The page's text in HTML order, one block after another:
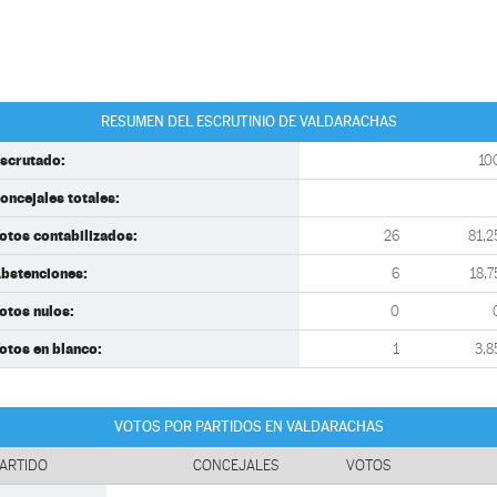
RESUMEN DEL ESCRUTINIO DE VALDARACHAS
totales:
contabilizados: 26
6
nulos: 0
en blanco: 1
VOTOS POR PARTIDOS EN VALDARACHAS
CONCEJALES VOTOS